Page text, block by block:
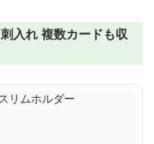
入れ 複数カードも収